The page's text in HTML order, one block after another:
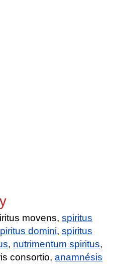
movens,spiritus
domini,spiritus
, nutrimentum spiritus,
consortio,anamnésis